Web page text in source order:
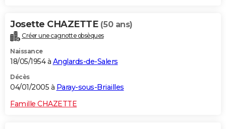
Josette CHAZETTE (50 ans)
Créer une cagnotte obsèques
Naissance
18/05/1954 à Anglards-de-Salers
Décès
04/01/2005 à Paray-sous-Briailles
Famille CHAZETTE